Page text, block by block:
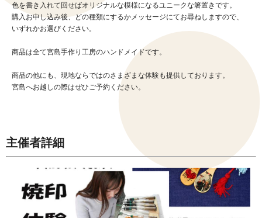
色を書き入れて回せばオリジナルな模様になるユニークな箸置きです。
購入お申し込み後、どの種類にするかメッセージにてお尋ねしますので、
いずれかお選びください。
商品は全て宮島手作り工房のハンドメイドです。
商品の他にも、現地ならではのさまざまな体験も提供しております。
宮島へお越しの際はぜひご予約ください。
主催者詳細